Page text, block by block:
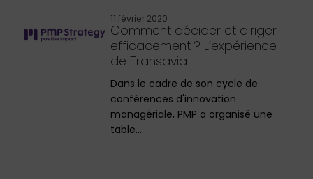
11 février 2020
Comment décider et diriger
efficacement ? L’expérience
de Transavia
Dans le cadre de son cycle de
conférences d'innovation
managériale, PMP a organisé une
table…